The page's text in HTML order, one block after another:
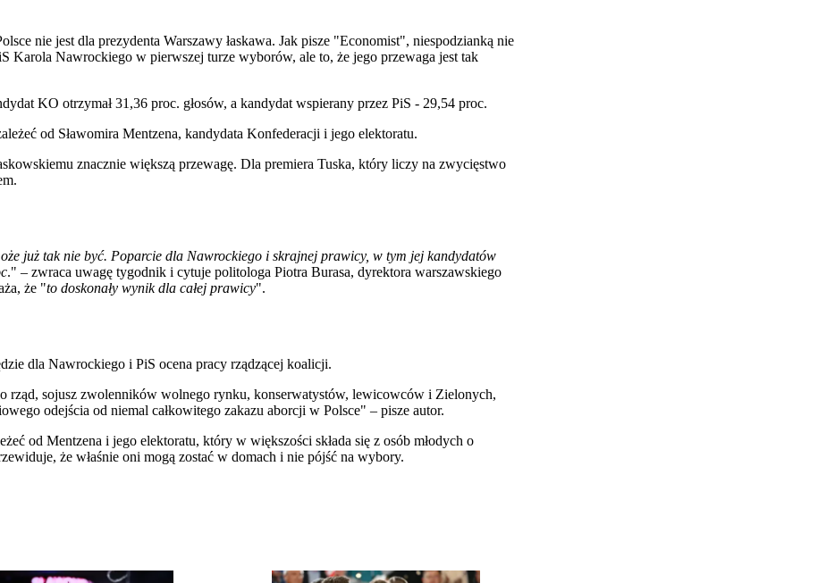
nie jest dla prezydenta Warszawy łaskawa. Jak pisze "Economist", niespodzianką nie
Karola Nawrockiego w pierwszej turze wyborów, ale to, że jego przewaga jest tak
KO otrzymał 31,36 proc. głosów, a kandydat wspierany przez PiS - 29,54 proc.
od Sławomira Mentzena, kandydata Konfederacji i jego elektoratu.
znacznie większą przewagę. Dla premiera Tuska, który liczy na zwycięstwo
już tak nie być. Poparcie dla Nawrockiego i skrajnej prawicy, w tym jej kandydatów
." – zwraca uwagę tygodnik i cytuje politologa Piotra Burasa, dyrektora warszawskiego
że "to doskonały wynik dla całej prawicy".
dla Nawrockiego i PiS ocena pracy rządzącej koalicji.
rząd, sojusz zwolenników wolnego rynku, konserwatystów, lewicowców i Zielonych,
odejścia od niemal całkowitego zakazu aborcji w Polsce" – pisze autor.
od Mentzena i jego elektoratu, który w większości składa się z osób młodych o
że właśnie oni mogą zostać w domach i nie pójść na wybory.